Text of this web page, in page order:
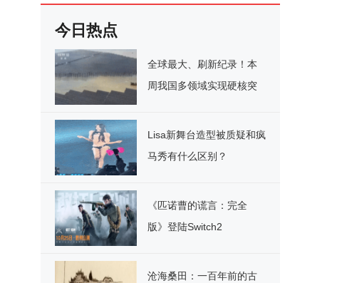
今日热点
全球最大、刷新纪录！本
周我国多领域实现硬核突
Lisa新舞台造型被质疑和疯
马秀有什么区别？
《匹诺曹的谎言：完全
版》登陆Switch2
沧海桑田：一百年前的古